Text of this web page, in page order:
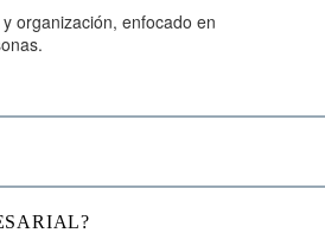
organización, enfocado en